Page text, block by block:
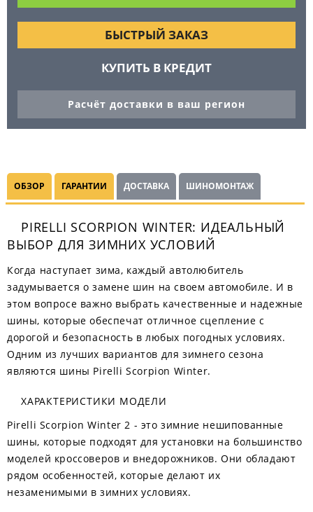
БЫСТРЫЙ ЗАКАЗ
КУПИТЬ В КРЕДИТ
Расчёт доставки в ваш регион
ОБЗОР ГАРАНТИИ ДОСТАВКА ШИНОМОНТАЖ
PIRELLI SCORPION WINTER: ИДЕАЛЬНЫЙ
ВЫБОР ДЛЯ ЗИМНИХ УСЛОВИЙ
Когда наступает зима, каждый автолюбитель
задумывается о замене шин на своем автомобиле. И в
этом вопросе важно выбрать качественные и надежные
шины, которые обеспечат отличное сцепление с
дорогой и безопасность в любых погодных условиях.
Одним из лучших вариантов для зимнего сезона
являются шины Pirelli Scorpion Winter.
ХАРАКТЕРИСТИКИ МОДЕЛИ
Pirelli Scorpion Winter 2 - это зимние нешипованные
шины, которые подходят для установки на большинство
моделей кроссоверов и внедорожников. Они обладают
рядом особенностей, которые делают их
незаменимыми в зимних условиях.